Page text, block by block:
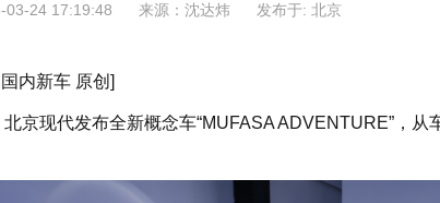
03-24 17:19:48 来源： 沈达炜 发布于: 北京
新车 原创]
现代发布全新概念车“MUFASA ADVENTURE”，从